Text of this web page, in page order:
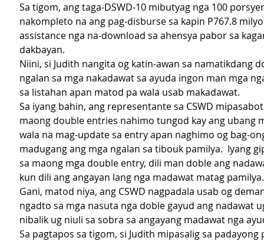
Sa tigom, ang taga-DSWD-10 mibutyag nga 100
nakompleto na ang pag-disburse sa kapin P767.8
assistance nga na-download sa ahensya pabor sa
dakbayan.
Niini, si Judith nangita og katin-awan sa namatikdang
ngalan sa mga nakadawat sa ayuda ingon man mga
sa listahan apan matod pa wala usab makadawat.
Sa iyang bahin, ang representante sa CSWD
maong double entries nahimo tungod kay ang ubang
wala na mag-update sa entry apan naghimo og bag-
madugang ang mga ngalan sa tibouk pamilya.  Iyang
sa maong mga double entry, dili man doble ang
kun dili ang angayan lang nga madawat matag pamilya.
Gani, matod niya, ang CSWD nagpadala usab og
ngadto sa mga nasuta nga doble gayud ang nadawat
nibalik ug niuli sa sobra sa angayang madawat nga
Sa pagtapos sa tigom, si Judith mipasalig sa